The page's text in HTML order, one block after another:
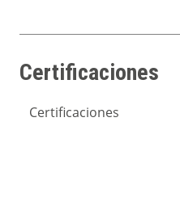
Certificaciones
Certificaciones